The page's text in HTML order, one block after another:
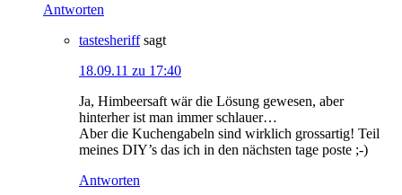
Antworten
tastesheriff sagt
18.09.11 zu 17:40
Ja, Himbeersaft wär die Lösung gewesen, aber
hinterher ist man immer schlauer…
Aber die Kuchengabeln sind wirklich grossartig! Teil
meines DIY’s das ich in den nächsten tage poste ;-)
Antworten